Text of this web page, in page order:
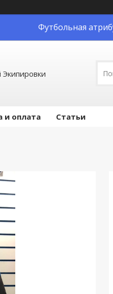
Футбольная
и оплата Статьи